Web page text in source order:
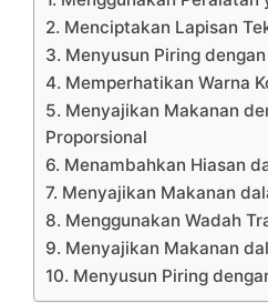
2. Menciptakan Lapisan
3. Menyusun Piring
4. Memperhatikan Warna
5. Menyajikan Makanan
Proporsional
6. Menambahkan Hiasan
7. Menyajikan Makanan
8. Menggunakan Wadah
9. Menyajikan Makanan
10. Menyusun Piring